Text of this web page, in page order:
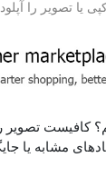
یا تصویر را آپلود
مشابه یا